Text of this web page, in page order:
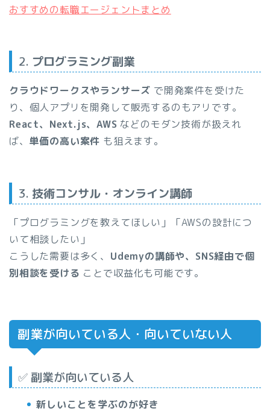
おすすめの転職エージェントまとめ
2. プログラミング副業
クラウドワークスやランサーズ で開発案件を受けた
り、個人アプリを開発して販売するのもアリです。
React、Next.js、AWS などのモダン技術が扱えれ
ば、 単価の高い案件 も狙えます。
3. 技術コンサル・オンライン講師
「プログラミングを教えてほしい」「AWSの設計につ
いて相談したい」
こうした需要は多く、 Udemyの講師や、SNS経由で個
別相談を受ける ことで収益化も可能です。
副業が向いている人・向いていない人
✅ 副業が向いている人
新しいことを学ぶのが好き